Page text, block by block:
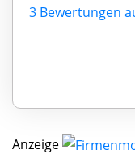
3 Bewertungen
Anzeige